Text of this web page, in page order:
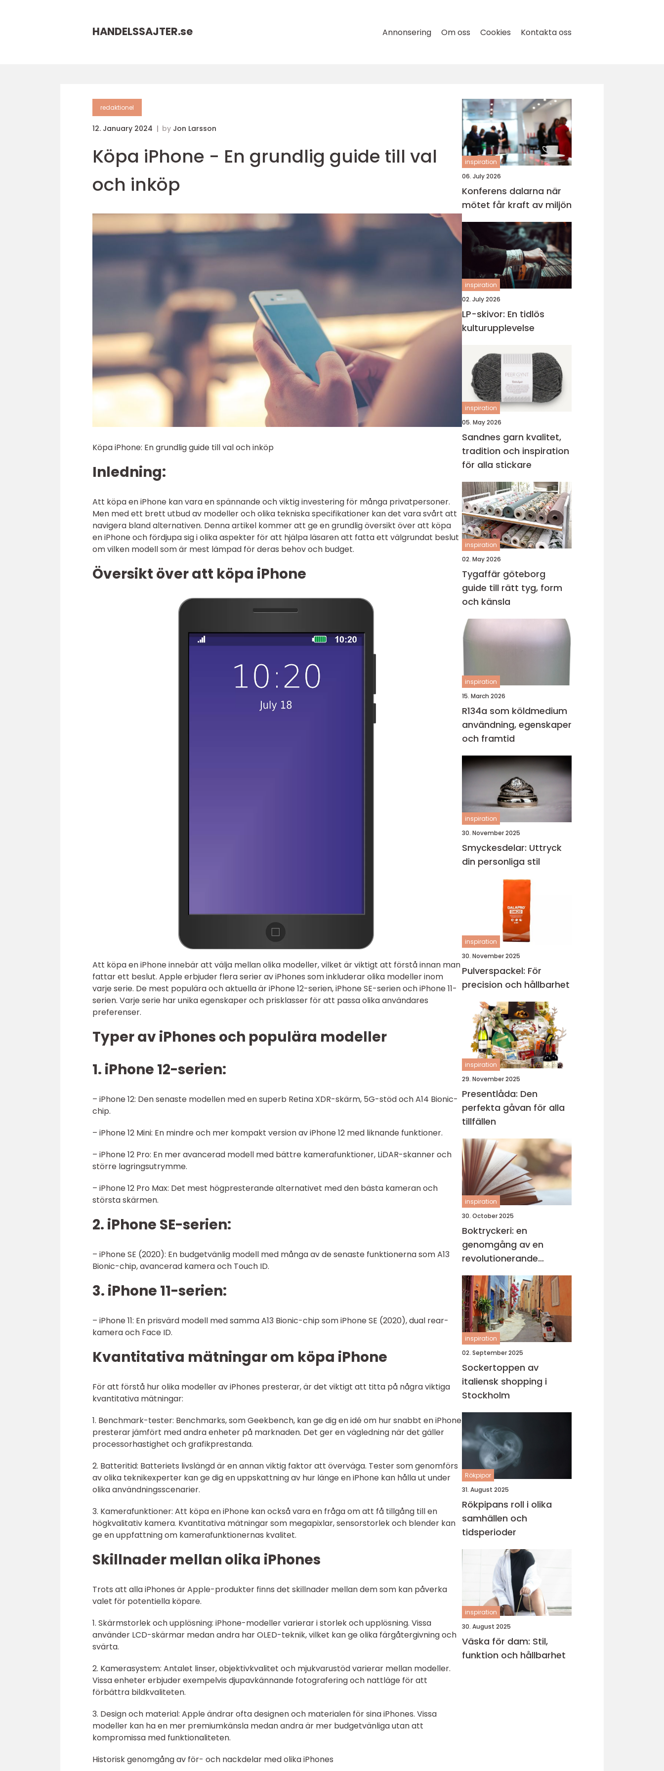
HANDELSSAJTER.se Annonsering Om oss Cookies Kontakta oss
redaktionel
12. January 2024 by Jon Larsson
Köpa iPhone - En grundlig guide till val
och inköp
Köpa iPhone: En grundlig guide till val och inköp
Inledning:
Att köpa en iPhone kan vara en spännande och viktig investering för många privatpersoner.
Men med ett brett utbud av modeller och olika tekniska specifikationer kan det vara svårt att
navigera bland alternativen. Denna artikel kommer att ge en grundlig översikt över att köpa
en iPhone och fördjupa sig i olika aspekter för att hjälpa läsaren att fatta ett välgrundat beslut
om vilken modell som är mest lämpad för deras behov och budget.
Översikt över att köpa iPhone
Att köpa en iPhone innebär att välja mellan olika modeller, vilket är viktigt att förstå innan man
fattar ett beslut. Apple erbjuder flera serier av iPhones som inkluderar olika modeller inom
varje serie. De mest populära och aktuella är iPhone 12-serien, iPhone SE-serien och iPhone 11-
serien. Varje serie har unika egenskaper och prisklasser för att passa olika användares
preferenser.
Typer av iPhones och populära modeller
1. iPhone 12-serien:
– iPhone 12: Den senaste modellen med en superb Retina XDR-skärm, 5G-stöd och A14 Bionic-
chip.
– iPhone 12 Mini: En mindre och mer kompakt version av iPhone 12 med liknande funktioner.
– iPhone 12 Pro: En mer avancerad modell med bättre kamerafunktioner, LiDAR-skanner och
större lagringsutrymme.
– iPhone 12 Pro Max: Det mest högpresterande alternativet med den bästa kameran och
största skärmen.
2. iPhone SE-serien:
– iPhone SE (2020): En budgetvänlig modell med många av de senaste funktionerna som A13
Bionic-chip, avancerad kamera och Touch ID.
3. iPhone 11-serien:
– iPhone 11: En prisvärd modell med samma A13 Bionic-chip som iPhone SE (2020), dual rear-
kamera och Face ID.
Kvantitativa mätningar om köpa iPhone
För att förstå hur olika modeller av iPhones presterar, är det viktigt att titta på några viktiga
kvantitativa mätningar:
1. Benchmark-tester: Benchmarks, som Geekbench, kan ge dig en idé om hur snabbt en iPhone
presterar jämfört med andra enheter på marknaden. Det ger en vägledning när det gäller
processorhastighet och grafikprestanda.
2. Batteritid: Batteriets livslängd är en annan viktig faktor att överväga. Tester som genomförs
av olika teknikexperter kan ge dig en uppskattning av hur länge en iPhone kan hålla ut under
olika användningsscenarier.
3. Kamerafunktioner: Att köpa en iPhone kan också vara en fråga om att få tillgång till en
högkvalitativ kamera. Kvantitativa mätningar som megapixlar, sensorstorlek och blender kan
ge en uppfattning om kamerafunktionernas kvalitet.
Skillnader mellan olika iPhones
Trots att alla iPhones är Apple-produkter finns det skillnader mellan dem som kan påverka
valet för potentiella köpare.
1. Skärmstorlek och upplösning: iPhone-modeller varierar i storlek och upplösning. Vissa
använder LCD-skärmar medan andra har OLED-teknik, vilket kan ge olika färgåtergivning och
svärta.
2. Kamerasystem: Antalet linser, objektivkvalitet och mjukvarustöd varierar mellan modeller.
Vissa enheter erbjuder exempelvis djupavkännande fotografering och nattläge för att
förbättra bildkvaliteten.
3. Design och material: Apple ändrar ofta designen och materialen för sina iPhones. Vissa
modeller kan ha en mer premiumkänsla medan andra är mer budgetvänliga utan att
kompromissa med funktionaliteten.
Historisk genomgång av för- och nackdelar med olika iPhones
inspiration
06. July 2026
Konferens dalarna när
mötet får kraft av miljön
inspiration
02. July 2026
LP-skivor: En tidlös
kulturupplevelse
inspiration
05. May 2026
Sandnes garn kvalitet,
tradition och inspiration
för alla stickare
inspiration
02. May 2026
Tygaffär göteborg
guide till rätt tyg, form
och känsla
inspiration
15. March 2026
R134a som köldmedium
användning, egenskaper
och framtid
inspiration
30. November 2025
Smyckesdelar: Uttryck
din personliga stil
inspiration
30. November 2025
Pulverspackel: För
precision och hållbarhet
inspiration
29. November 2025
Presentlåda: Den
perfekta gåvan för alla
tillfällen
inspiration
30. October 2025
Boktryckeri: en
genomgång av en
revolutionerande
teknologi
inspiration
02. September 2025
Sockertoppen av
italiensk shopping i
Stockholm
Rökpipor
31. August 2025
Rökpipans roll i olika
samhällen och
tidsperioder
inspiration
30. August 2025
Väska för dam: Stil,
funktion och hållbarhet